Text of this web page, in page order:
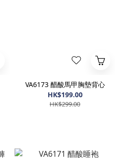
VA6173 醋酸馬甲胸墊背心
HK$199.00
HK$299.00